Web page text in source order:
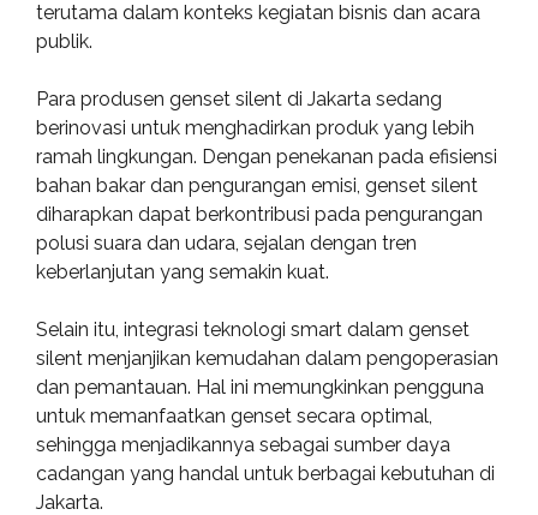
terutama dalam konteks kegiatan bisnis dan acara
publik.
Para produsen genset silent di Jakarta sedang
berinovasi untuk menghadirkan produk yang lebih
ramah lingkungan. Dengan penekanan pada efisiensi
bahan bakar dan pengurangan emisi, genset silent
diharapkan dapat berkontribusi pada pengurangan
polusi suara dan udara, sejalan dengan tren
keberlanjutan yang semakin kuat.
Selain itu, integrasi teknologi smart dalam genset
silent menjanjikan kemudahan dalam pengoperasian
dan pemantauan. Hal ini memungkinkan pengguna
untuk memanfaatkan genset secara optimal,
sehingga menjadikannya sebagai sumber daya
cadangan yang handal untuk berbagai kebutuhan di
Jakarta.